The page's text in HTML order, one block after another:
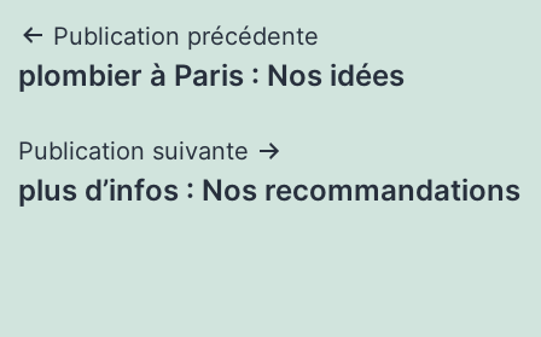
Navigation
de
l’article
Publication précédente
plombier à Paris : Nos idées
Publication suivante
plus d’infos : Nos recommandations